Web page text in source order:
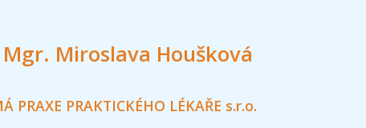
Miroslava Houšková
PRAXE PRAKTICKÉHO LÉKAŘE s.r.o.